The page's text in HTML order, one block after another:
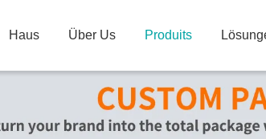
Haus Über Us Produits